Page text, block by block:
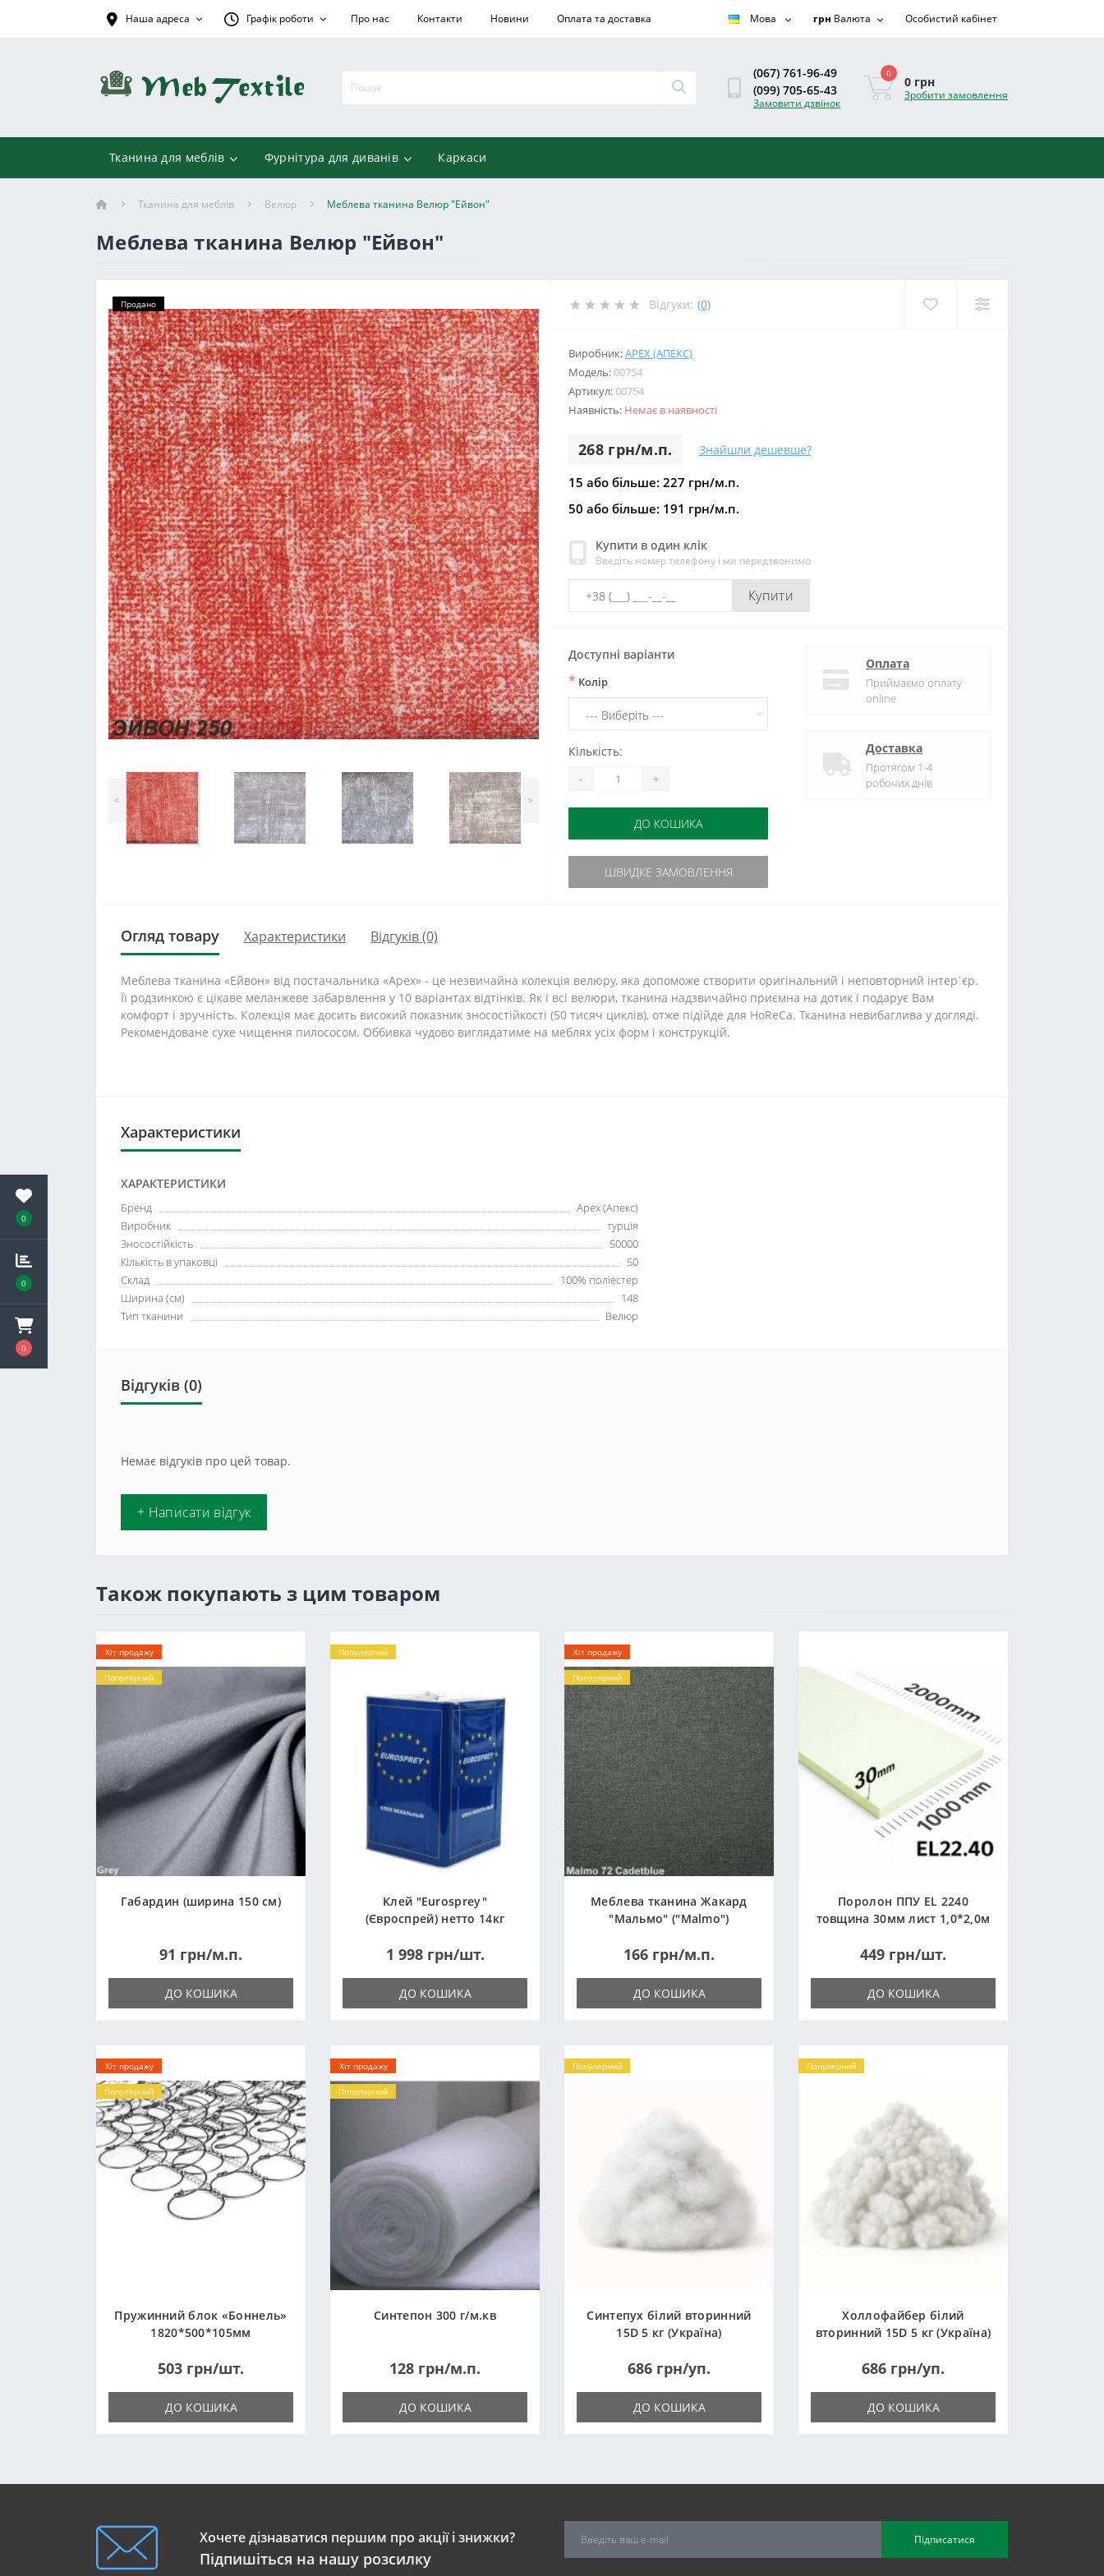
0
0
0
Наша адреса Графік роботи Про нас Контакти Новини Оплата та доставка Мова грн Валюта Особистий кабінет
(067) 761-96-49
(099) 705-65-43
Замовити дзвінок
0
0 грн
Зробити замовлення
Тканина для меблів Фурнітура для диванів Каркаси
Тканина для меблів Велюр Меблева тканина Велюр "Ейвон"
Меблева тканина Велюр "Ейвон"
Продано
< >
Відгуки: (0)
Виробник:APEX (АПЕКС)
Модель:00754
Артикул:00754
Наявність: Немає в наявності
268 грн/м.п. Знайшли дешевше?
15 або більше: 227 грн/м.п.
50 або більше: 191 грн/м.п.
Купити в один клік
Введіть номер телефону і ми передзвонимо
Купити
Доступні варіанти
* Колір
Кількість:
- +
ДО КОШИКА
ШВИДКЕ ЗАМОВЛЕННЯ
Оплата
Приймаємо оплату
online
Доставка
Протягом 1-4
робочих днів
Огляд товару Характеристики Відгуків (0)
Меблева тканина «Ейвон» від постачальника «Apex» - це незвичайна колекція велюру, яка допоможе створити оригінальний і неповторний інтер᾽єр.
Її родзинкою є цікаве меланжеве забарвлення у 10 варіантах відтінків. Як і всі велюри, тканина надзвичайно приємна на дотик і подарує Вам
комфорт і зручність. Колекція має досить високий показник зносостійкості (50 тисяч циклів), отже підійде для HoReCa. Тканина невибаглива у догляді.
Рекомендоване сухе чищення пилососом. Оббивка чудово виглядатиме на меблях усіх форм і конструкцій.
Характеристики
ХАРАКТЕРИСТИКИ
Бренд
Apex (Апекс)
Виробник
турція
Зносостійкість
50000
Кількість в упаковці
50
Склад
100% поліестер
Ширина (см)
148
Тип тканини
Велюр
Відгуків (0)
Немає відгуків про цей товар.
+ Написати відгук
Також покупають з цим товаром
Хіт продажу
Популярний
Габардин (ширина 150 см)
91 грн/м.п.
ДО КОШИКА
Популярний
Клей "Eurosprey"
(Євроспрей) нетто 14кг
1 998 грн/шт.
ДО КОШИКА
Хіт продажу
Популярний
Меблева тканина Жакард
"Мальмо" ("Malmo")
166 грн/м.п.
ДО КОШИКА
Поролон ППУ EL 2240
товщина 30мм лист 1,0*2,0м
449 грн/шт.
ДО КОШИКА
Хіт продажу
Популярний
Пружинний блок «Боннель»
1820*500*105мм
503 грн/шт.
ДО КОШИКА
Хіт продажу
Популярний
Синтепон 300 г/м.кв
128 грн/м.п.
ДО КОШИКА
Популярний
Синтепух білий вторинний
15D 5 кг (Україна)
686 грн/уп.
ДО КОШИКА
Популярний
Холлофайбер білий
вторинний 15D 5 кг (Україна)
686 грн/уп.
ДО КОШИКА
Хочете дізнаватися першим про акції і знижки?
Підпишіться на нашу розсилку
Підписатися